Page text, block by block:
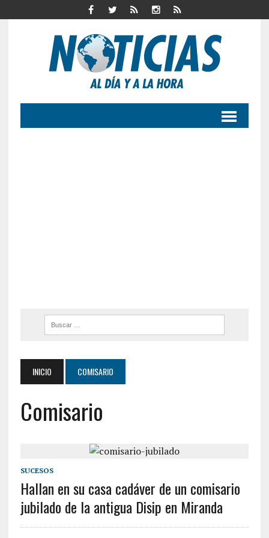
INICIO COMISARIO
Comisario
SUCESOS
Hallan en su casa cadáver de un comisario
jubilado de la antigua Disip en Miranda